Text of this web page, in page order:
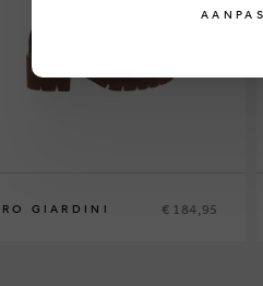
GIARDINI € 184,95